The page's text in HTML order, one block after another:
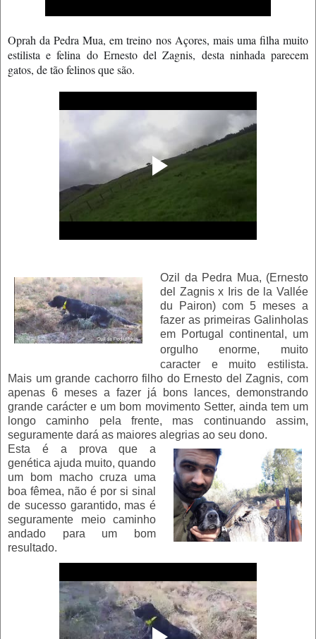
Oprah da Pedra Mua, em treino nos Açores, mais uma filha muito
estilista e felina do Ernesto del Zagnis, desta ninhada parecem
gatos, de tão felinos que são.
Ozil da Pedra Mua, (Ernesto
del Zagnis x Iris de la Vallée
du Pairon) com 5 meses a
fazer as primeiras Galinholas
em Portugal continental, um
orgulho enorme,
muito
caracter e muito estilista.
Mais um grande cachorro filho do Ernesto del Zagnis, com
apenas 6 meses a fazer já bons lances, demonstrando
grande carácter e um bom movimento Setter, ainda tem um
longo caminho pela frente, mas continuando assim,
seguramente dará as maiores alegrias ao seu dono.
Esta é a prova que a
genética ajuda muito, quando
um bom macho cruza uma
boa fêmea, não é por si sinal
de sucesso garantido, mas é
seguramente meio caminho
andado para um bom
resultado.